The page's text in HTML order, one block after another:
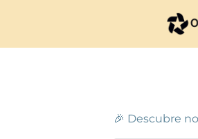
Guipúscoa, 140(08020)
🎉 Descubre